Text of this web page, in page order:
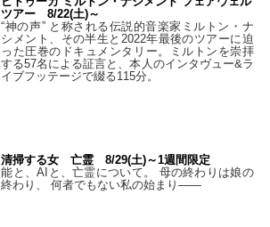
ツアー 8/22(土)～
“神の声” と称される伝説的音楽家ミルトン・ナ
シメント、その半生と2022年最後のツアーに迫
った圧巻のドキュメンタリー。ミルトンを崇拝
する57名による証言と、本人のインタヴュー&ラ
イブフッテージで綴る115分。
清掃する女 亡霊 8/29(土)～1週間限定
能と、AIと、亡霊について。 母の終わりは娘の
終わり、 何者でもない私の始まり――